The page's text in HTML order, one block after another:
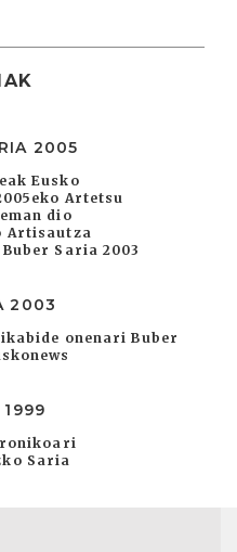
2005
Eusko
Artetsu
dio
Artisautza
Saria 2003
2003
onenari Buber
1999
Saria